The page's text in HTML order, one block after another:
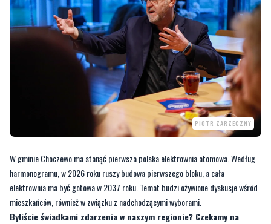
PIOTR ZARZECZNY
W gminie Choczewo ma stanąć pierwsza polska elektrownia atomowa. Według
harmonogramu, w 2026 roku ruszy budowa pierwszego bloku, a cała
elektrownia ma być gotowa w 2037 roku. Temat budzi ożywione dyskusje wśród
mieszkańców, również w związku z nadchodzącymi wyborami.
Byliście świadkami zdarzenia w naszym regionie? Czekamy na